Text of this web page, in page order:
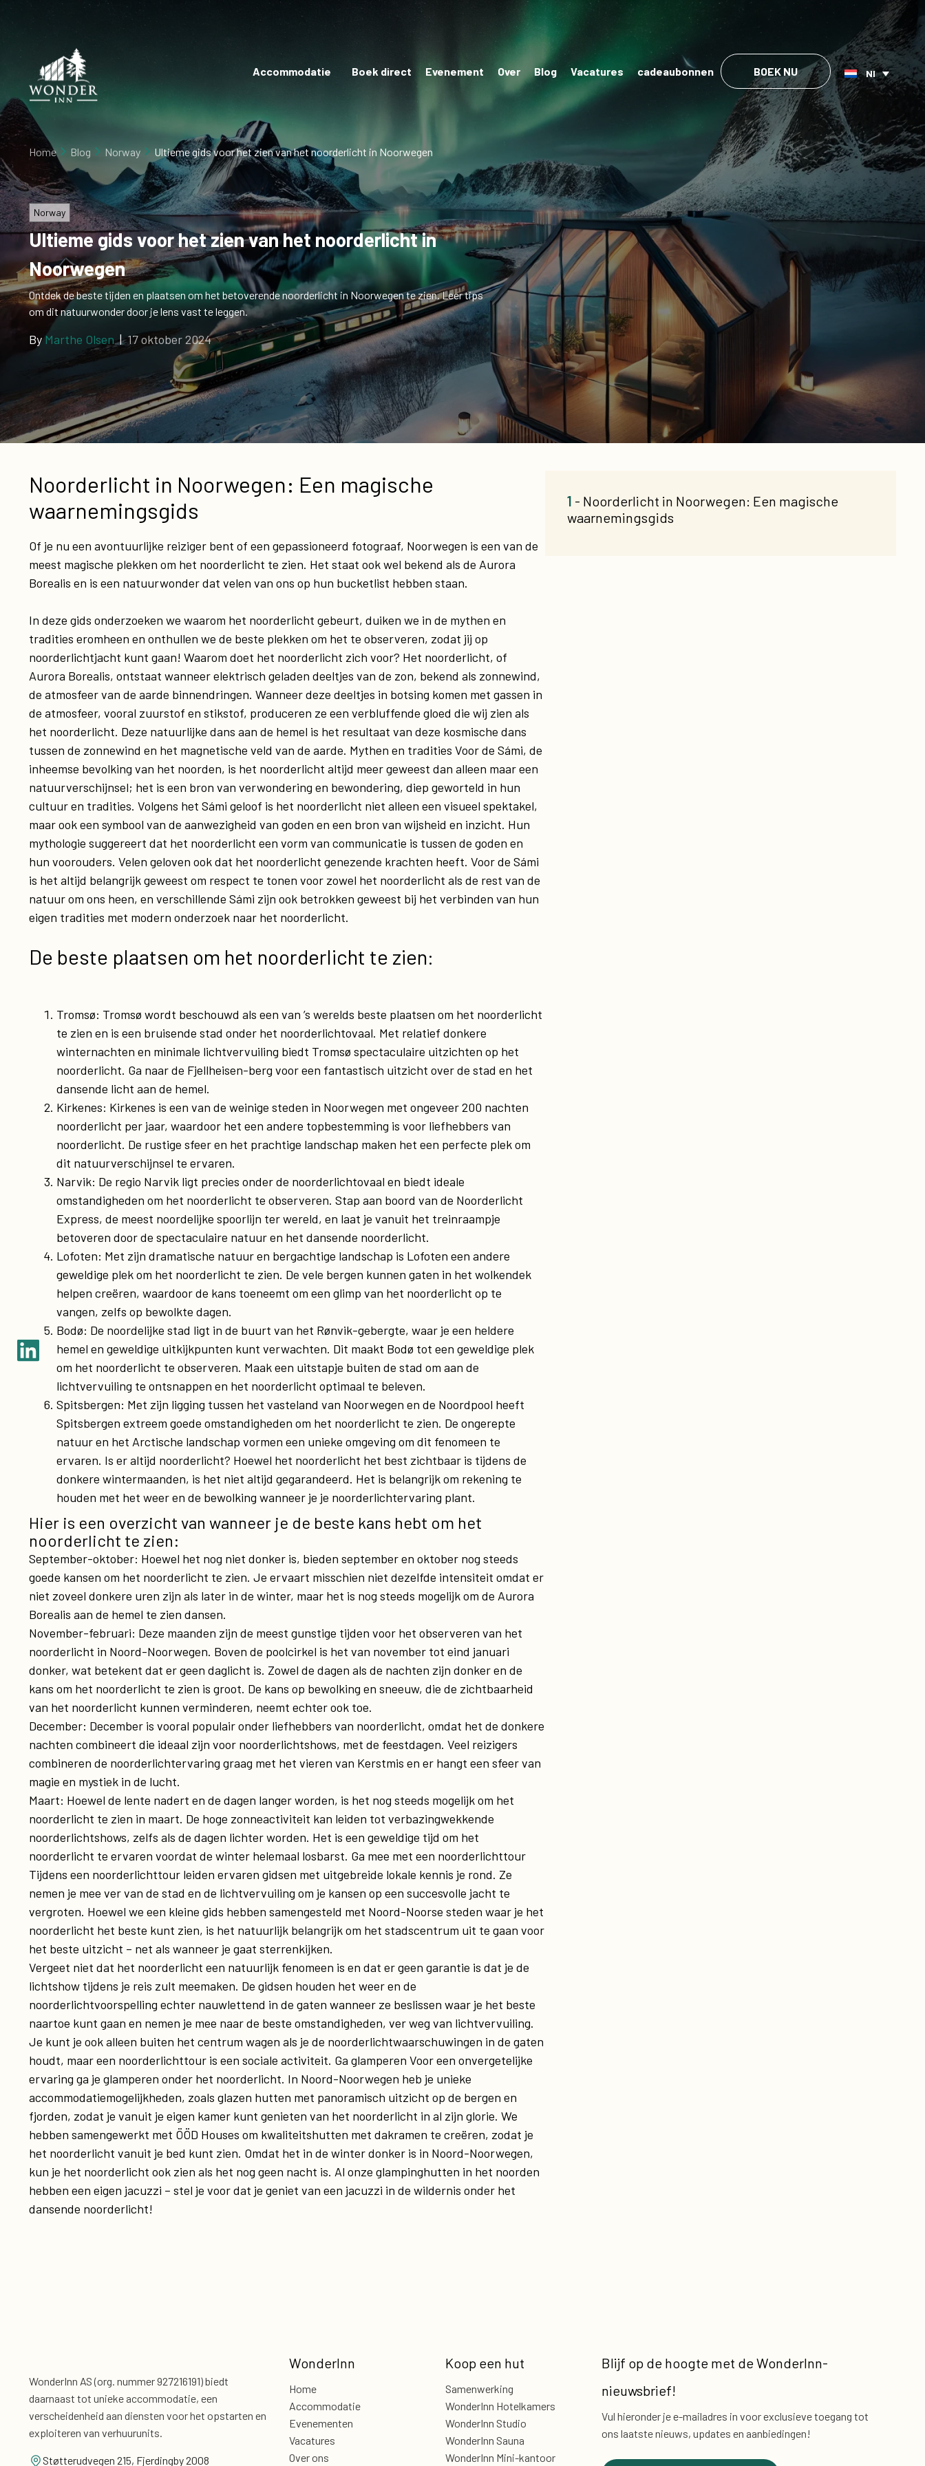
Accommodatie
Rivieroever
Arctisch
Delta
Boek
direct
Evenement
Over
Blog
Vacatures
cadeaubonnen
Accommodatie Boek direct Evenement Over Blog Vacatures cadeaubonnen BOEK NU Nl
Home Blog Norway Ultieme gids voor het zien van het noorderlicht in Noorwegen
Norway
Ultieme gids voor het zien van het noorderlicht in
Noorwegen
Ontdek de beste tijden en plaatsen om het betoverende noorderlicht in Noorwegen te zien. Leer tips
om dit natuurwonder door je lens vast te leggen.
ByMarthe Olsen|17 oktober 2024
Noorderlicht in Noorwegen: Een magische
waarnemingsgids
Of je nu een avontuurlijke reiziger bent of een gepassioneerd fotograaf, Noorwegen is een van de
meest magische plekken om het noorderlicht te zien. Het staat ook wel bekend als de Aurora
Borealis en is een natuurwonder dat velen van ons op hun bucketlist hebben staan.
In deze gids onderzoeken we waarom het noorderlicht gebeurt, duiken we in de mythen en
tradities eromheen en onthullen we de beste plekken om het te observeren, zodat jij op
noorderlichtjacht kunt gaan! Waarom doet het noorderlicht zich voor? Het noorderlicht, of
Aurora Borealis, ontstaat wanneer elektrisch geladen deeltjes van de zon, bekend als zonnewind,
de atmosfeer van de aarde binnendringen. Wanneer deze deeltjes in botsing komen met gassen in
de atmosfeer, vooral zuurstof en stikstof, produceren ze een verbluffende gloed die wij zien als
het noorderlicht. Deze natuurlijke dans aan de hemel is het resultaat van deze kosmische dans
tussen de zonnewind en het magnetische veld van de aarde. Mythen en tradities Voor de Sámi, de
inheemse bevolking van het noorden, is het noorderlicht altijd meer geweest dan alleen maar een
natuurverschijnsel; het is een bron van verwondering en bewondering, diep geworteld in hun
cultuur en tradities. Volgens het Sámi geloof is het noorderlicht niet alleen een visueel spektakel,
maar ook een symbool van de aanwezigheid van goden en een bron van wijsheid en inzicht. Hun
mythologie suggereert dat het noorderlicht een vorm van communicatie is tussen de goden en
hun voorouders. Velen geloven ook dat het noorderlicht genezende krachten heeft. Voor de Sámi
is het altijd belangrijk geweest om respect te tonen voor zowel het noorderlicht als de rest van de
natuur om ons heen, en verschillende Sámi zijn ook betrokken geweest bij het verbinden van hun
eigen tradities met modern onderzoek naar het noorderlicht.
De beste plaatsen om het noorderlicht te zien:
Tromsø: Tromsø wordt beschouwd als een van ’s werelds beste plaatsen om het noorderlicht
te zien en is een bruisende stad onder het noorderlichtovaal. Met relatief donkere
winternachten en minimale lichtvervuiling biedt Tromsø spectaculaire uitzichten op het
noorderlicht. Ga naar de Fjellheisen-berg voor een fantastisch uitzicht over de stad en het
dansende licht aan de hemel.
Kirkenes: Kirkenes is een van de weinige steden in Noorwegen met ongeveer 200 nachten
noorderlicht per jaar, waardoor het een andere topbestemming is voor liefhebbers van
noorderlicht. De rustige sfeer en het prachtige landschap maken het een perfecte plek om
dit natuurverschijnsel te ervaren.
Narvik: De regio Narvik ligt precies onder de noorderlichtovaal en biedt ideale
omstandigheden om het noorderlicht te observeren. Stap aan boord van de Noorderlicht
Express, de meest noordelijke spoorlijn ter wereld, en laat je vanuit het treinraampje
betoveren door de spectaculaire natuur en het dansende noorderlicht.
Lofoten: Met zijn dramatische natuur en bergachtige landschap is Lofoten een andere
geweldige plek om het noorderlicht te zien. De vele bergen kunnen gaten in het wolkendek
helpen creëren, waardoor de kans toeneemt om een glimp van het noorderlicht op te
vangen, zelfs op bewolkte dagen.
Bodø: De noordelijke stad ligt in de buurt van het Rønvik-gebergte, waar je een heldere
hemel en geweldige uitkijkpunten kunt verwachten. Dit maakt Bodø tot een geweldige plek
om het noorderlicht te observeren. Maak een uitstapje buiten de stad om aan de
lichtvervuiling te ontsnappen en het noorderlicht optimaal te beleven.
Spitsbergen: Met zijn ligging tussen het vasteland van Noorwegen en de Noordpool heeft
Spitsbergen extreem goede omstandigheden om het noorderlicht te zien. De ongerepte
natuur en het Arctische landschap vormen een unieke omgeving om dit fenomeen te
ervaren. Is er altijd noorderlicht? Hoewel het noorderlicht het best zichtbaar is tijdens de
donkere wintermaanden, is het niet altijd gegarandeerd. Het is belangrijk om rekening te
houden met het weer en de bewolking wanneer je je noorderlichtervaring plant.
Hier is een overzicht van wanneer je de beste kans hebt om het
noorderlicht te zien:
September-oktober: Hoewel het nog niet donker is, bieden september en oktober nog steeds
goede kansen om het noorderlicht te zien. Je ervaart misschien niet dezelfde intensiteit omdat er
niet zoveel donkere uren zijn als later in de winter, maar het is nog steeds mogelijk om de Aurora
Borealis aan de hemel te zien dansen.
November-februari: Deze maanden zijn de meest gunstige tijden voor het observeren van het
noorderlicht in Noord-Noorwegen. Boven de poolcirkel is het van november tot eind januari
donker, wat betekent dat er geen daglicht is. Zowel de dagen als de nachten zijn donker en de
kans om het noorderlicht te zien is groot. De kans op bewolking en sneeuw, die de zichtbaarheid
van het noorderlicht kunnen verminderen, neemt echter ook toe.
December: December is vooral populair onder liefhebbers van noorderlicht, omdat het de donkere
nachten combineert die ideaal zijn voor noorderlichtshows, met de feestdagen. Veel reizigers
combineren de noorderlichtervaring graag met het vieren van Kerstmis en er hangt een sfeer van
magie en mystiek in de lucht.
Maart: Hoewel de lente nadert en de dagen langer worden, is het nog steeds mogelijk om het
noorderlicht te zien in maart. De hoge zonneactiviteit kan leiden tot verbazingwekkende
noorderlichtshows, zelfs als de dagen lichter worden. Het is een geweldige tijd om het
noorderlicht te ervaren voordat de winter helemaal losbarst. Ga mee met een noorderlichttour
Tijdens een noorderlichttour leiden ervaren gidsen met uitgebreide lokale kennis je rond. Ze
nemen je mee ver van de stad en de lichtvervuiling om je kansen op een succesvolle jacht te
vergroten. Hoewel we een kleine gids hebben samengesteld met Noord-Noorse steden waar je het
noorderlicht het beste kunt zien, is het natuurlijk belangrijk om het stadscentrum uit te gaan voor
het beste uitzicht – net als wanneer je gaat sterrenkijken.
Vergeet niet dat het noorderlicht een natuurlijk fenomeen is en dat er geen garantie is dat je de
lichtshow tijdens je reis zult meemaken. De gidsen houden het weer en de
noorderlichtvoorspelling echter nauwlettend in de gaten wanneer ze beslissen waar je het beste
naartoe kunt gaan en nemen je mee naar de beste omstandigheden, ver weg van lichtvervuiling.
Je kunt je ook alleen buiten het centrum wagen als je de noorderlichtwaarschuwingen in de gaten
houdt, maar een noorderlichttour is een sociale activiteit. Ga glamperen Voor een onvergetelijke
ervaring ga je glamperen onder het noorderlicht. In Noord-Noorwegen heb je unieke
accommodatiemogelijkheden, zoals glazen hutten met panoramisch uitzicht op de bergen en
fjorden, zodat je vanuit je eigen kamer kunt genieten van het noorderlicht in al zijn glorie. We
hebben samengewerkt met ÖÖD Houses om kwaliteitshutten met dakramen te creëren, zodat je
het noorderlicht vanuit je bed kunt zien. Omdat het in de winter donker is in Noord-Noorwegen,
kun je het noorderlicht ook zien als het nog geen nacht is. Al onze glampinghutten in het noorden
hebben een eigen jacuzzi – stel je voor dat je geniet van een jacuzzi in de wildernis onder het
dansende noorderlicht!
1 - Noorderlicht in Noorwegen: Een magische
waarnemingsgids
WonderInn AS (org. nummer 927216191) biedt
daarnaast tot unieke accommodatie, een
verscheidenheid aan diensten voorhet opstarten en
exploiteren van verhuurunits.
Støtterudvegen 215, Fjerdingby 2008
WonderInn
Home
Accommodatie
Evenementen
Vacatures
Over ons
Koop een hut
Samenwerking
WonderInn Hotelkamers
WonderInn Studio
WonderInn Sauna
WonderInn Mini-kantoor
Blijf op de hoogte met deWonderInn-
nieuwsbrief!
Vul hieronder je e-mailadres in voor exclusievetoegang tot
ons laatste nieuws, updates en aanbiedingen!